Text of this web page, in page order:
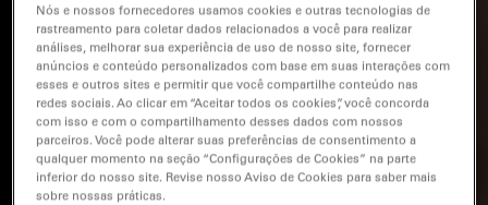
Nós e nossos fornecedores usamos cookies e outras tecnologias de
rastreamento para coletar dados relacionados a você para realizar
análises, melhorar sua experiência de uso de nosso site, fornecer
anúncios e conteúdo personalizados com base em suas interações com
esses e outros sites e permitir que você compartilhe conteúdo nas
redes sociais. Ao clicar em “Aceitar todos os cookies”, você concorda
com isso e com o compartilhamento desses dados com nossos
parceiros. Você pode alterar suas preferências de consentimento a
qualquer momento na seção “Configurações de Cookies” na parte
inferior do nosso site. Revise nosso Aviso de Cookies para saber mais
sobre nossas práticas.